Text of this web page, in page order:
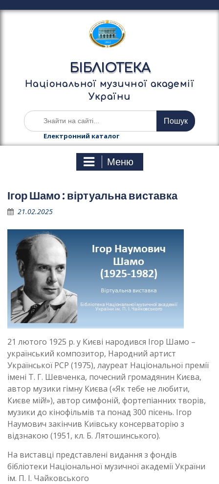
е
у
БІБЛІОТЕКА
Національної музичної академії
України
Ш
у
а
Електронний каталог
Меню
Ігор Шамо : віртуальна виставка
21.02.2025
21 лютого 1925 р. у Києві народився Ігор Шамо –
український композитор, Народний артист
Української РСР (1975), лауреат Національної премії
імені Т. Г. Шевченка, почесний громадянин Києва,
автор музики гімну Києва («Як тебе не любити,
Києве мій!»), автор симфоній, фортепіанних творів,
музики до кінофільмів та понад 300 пісень. Ігор
Наумович закінчив Київську консерваторію з
відзнакою (1951, кл. Б. Лятошинського).
На виставці представлені видання з фондів
бібліотеки Національної музичної академії України
ім. П. І. Чайковського